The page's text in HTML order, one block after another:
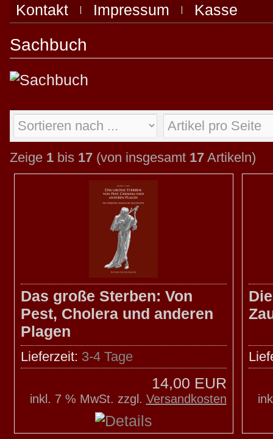
Kontakt Impressum Kasse
Sachbuch
Zeige 1bis 17(von insgesamt 17Artikeln)
Das große Sterben: Von
Pest, Cholera und anderen
Plagen
Lieferzeit: 3-4 Tage
14,00 EUR
inkl. 7 % MwSt. zzgl. Versandkosten